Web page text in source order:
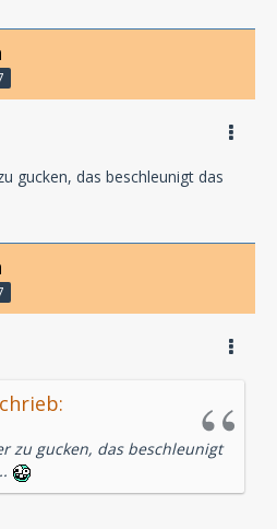
gucken, das beschleunigt das
zu gucken, das beschleunigt